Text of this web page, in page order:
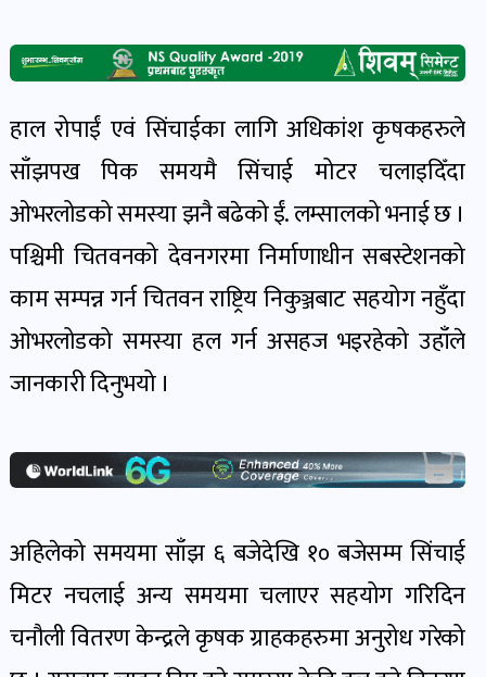
बिपद-
पोष्ट
खेल
र
खेलाडी
पोष्ट
अपराध
खबर
पोष्ट
हाल रोपाईं एवं सिंचाईका लागि अधिकांश कृषकहरुले
साँझपख पिक समयमै सिंचाई मोटर चलाइदिँदा
ओभरलोडको समस्या झनै बढेको ईं. लम्सालको भनाई छ ।
पश्चिमी चितवनको देवनगरमा निर्माणाधीन सबस्टेशनको
काम सम्पन्न गर्न चितवन राष्ट्रिय निकुञ्जबाट सहयोग नहुँदा
ओभरलोडको समस्या हल गर्न असहज भइरहेको उहाँले
जानकारी दिनुभयो ।
अहिलेको समयमा साँझ ६ बजेदेखि १० बजेसम्म सिंचाई
मिटर नचलाई अन्य समयमा चलाएर सहयोग गरिदिन
चनौली वितरण केन्द्रले कृषक ग्राहकहरुमा अनुरोध गरेको